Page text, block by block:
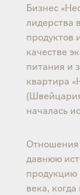
Бизнес
лидерства
продуктов
качестве
питания и
квартира
началась
Отношения
давнюю
продукцию
века,